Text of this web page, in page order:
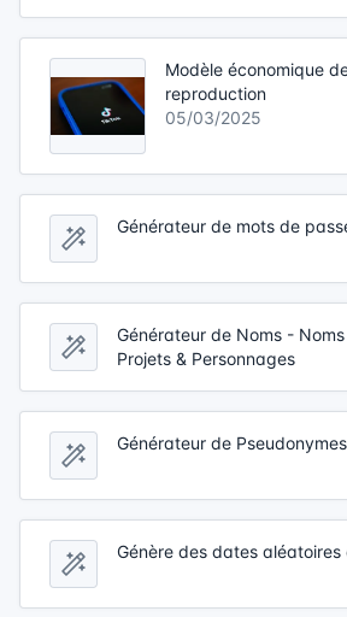
Modèle économique
reproduction
05/03/2025
Générateur de mots de
Générateur de Noms -
Projets & Personnages
Générateur de Pseudonymes
Génère des dates